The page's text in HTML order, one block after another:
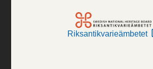
Riksantikvarieämbetet